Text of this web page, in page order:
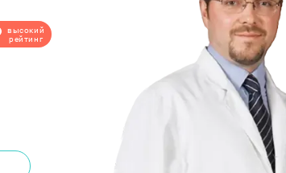
высокий
рейтинг